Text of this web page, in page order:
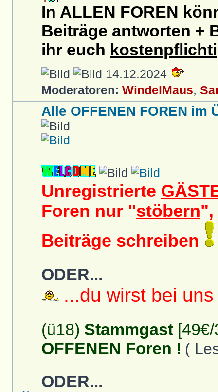
In ALLEN FOREN
Beiträge antworten +
ihr euch
14.12.2024
Moderatoren: WindelMaus,
Alle OFFENEN FOREN im
Unregistrierte
Foren nur "stöbern",
Beiträge schreiben
ODER...
...du wirst bei
(ü18) Stammgast
OFFENEN Foren ! (
ODER...